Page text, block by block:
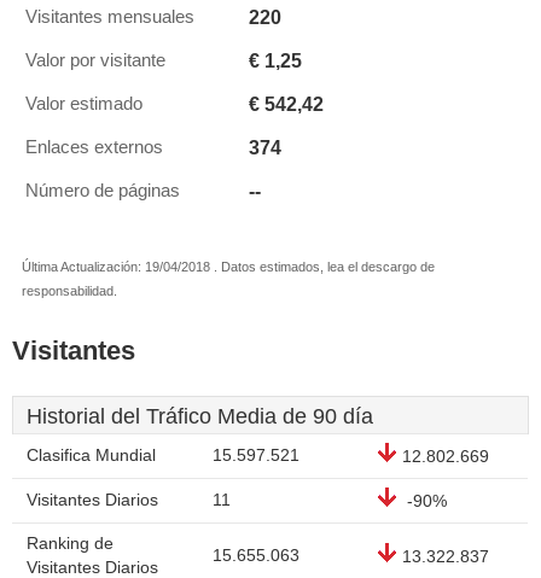
Visitantes mensuales 220
Valor por visitante € 1,25
Valor estimado € 542,42
Enlaces externos 374
Número de páginas --
Última Actualización: 19/04/2018 . Datos estimados, lea el descargo de
responsabilidad.
Visitantes
Historial del Tráfico Media de 90 día
Clasifica Mundial 15.597.521 12.802.669
Visitantes Diarios 11 -90%
Ranking de
Visitantes Diarios
15.655.063 13.322.837